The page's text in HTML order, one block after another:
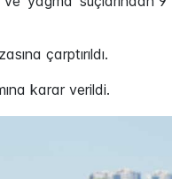
çarptırıldı.
karar verildi.